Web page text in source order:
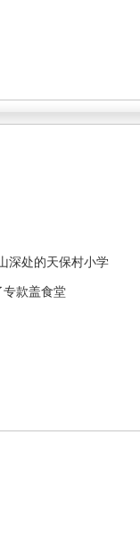
深处的天保村小学
专款盖食堂